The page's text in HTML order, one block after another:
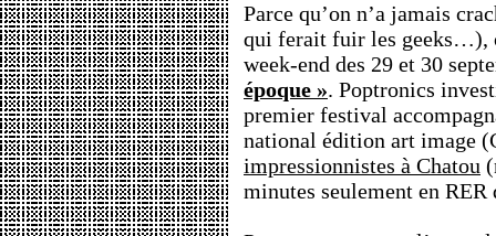
Parce qu’on n’a jamais
qui ferait fuir les geeks…),
week-end des 29 et 30
époque ». Poptronics
premier festival
national édition art image
impressionnistes à Chatou
minutes seulement en